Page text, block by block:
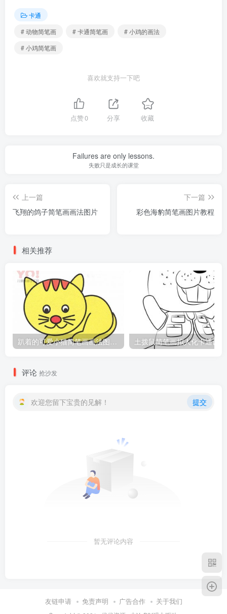
卡通
# 动物简笔画
# 卡通简笔画
# 小鸡的画法
# 小鸡简笔画
喜欢就支持一下吧
点赞0 分享 收藏
Failures are only lessons.
失败只是成长的课堂
上一篇
飞翔的鸽子简笔画画法图片
下一篇
彩色海豹简笔画图片教程
相关推荐
趴着的可爱小猫简笔画画法图片教程
评论 抢沙发
欢迎您留下宝贵的见解！ 提交
暂无评论内容
友链申请 免责声明 广告合作 关于我们